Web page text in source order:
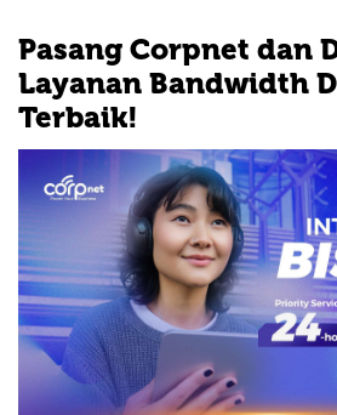
Pasang Corpnet dan
Layanan Bandwidth
Terbaik!